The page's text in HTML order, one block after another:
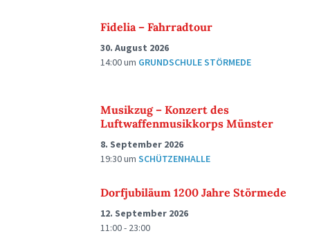
Fidelia – Fahrradtour
30. August 2026
14:00um GRUNDSCHULE STÖRMEDE
Musikzug – Konzert des
Luftwaffenmusikkorps Münster
8. September 2026
19:30um SCHÜTZENHALLE
Dorfjubiläum 1200 Jahre Störmede
12. September 2026
11:00 - 23:00